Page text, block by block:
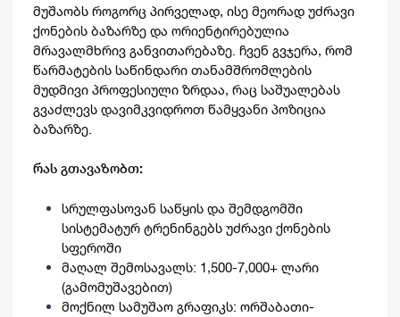
მუშაობს როგორც პირველად, ისე მეორად უძრავი
ქონების ბაზარზე და ორიენტირებულია
მრავალმხრივ განვითარებაზე. ჩვენ გვჯერა, რომ
წარმატების საწინდარი თანამშრომლების
მუდმივი პროფესიული ზრდაა, რაც საშუალებას
გვაძლევს დავიმკვიდროთ წამყვანი პოზიცია
ბაზარზე.
რას გთავაზობთ:
სრულფასოვან საწყის და შემდგომში
სისტემატურ ტრენინგებს უძრავი ქონების
სფეროში
მაღალ შემოსავალს: 1,500-7,000+ ლარი
(გამომუშავებით)
მოქნილ სამუშაო გრაფიკს: ორშაბათი-